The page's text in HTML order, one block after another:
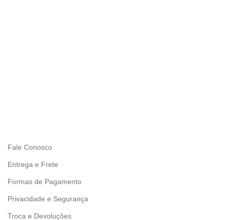
Fale Conosco
Entrega e Frete
Formas de Pagamento
Privacidade e Segurança
Troca e Devoluções